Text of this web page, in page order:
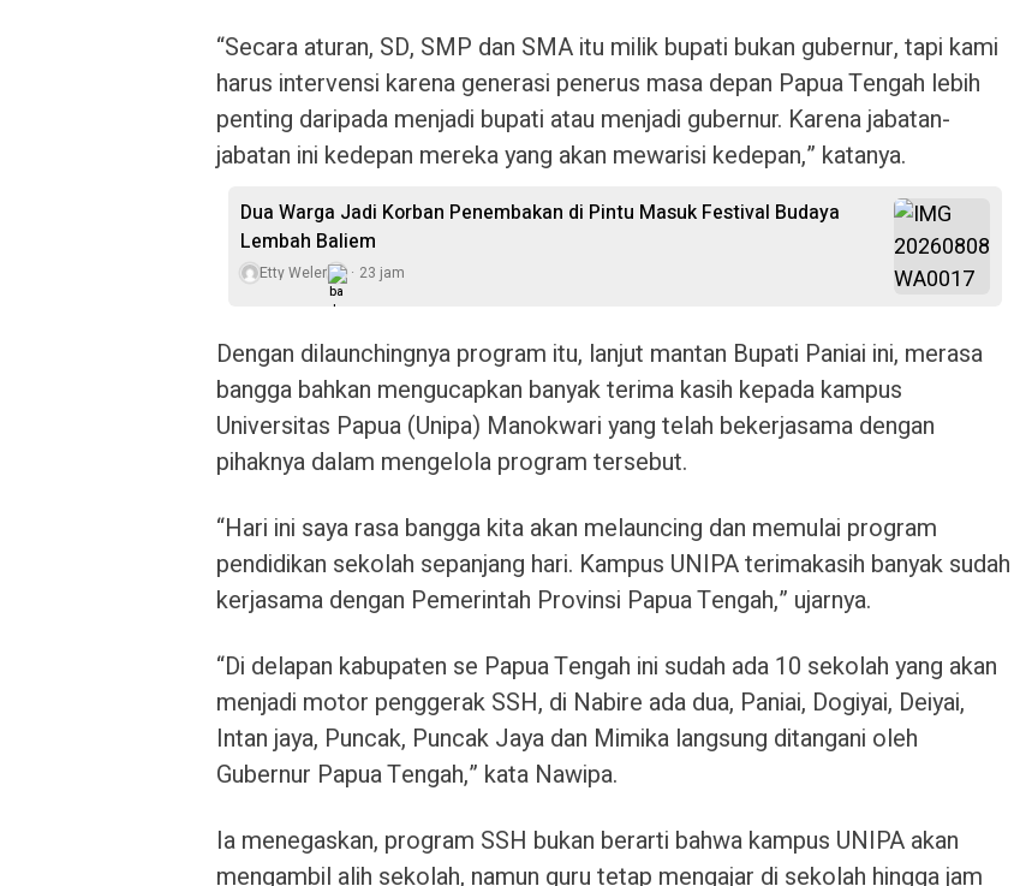
“Secara aturan, SD, SMP dan SMA itu milik bupati bukan gubernur, tapi kami
harus intervensi karena generasi penerus masa depan Papua Tengah lebih
penting daripada menjadi bupati atau menjadi gubernur. Karena jabatan-
jabatan ini kedepan mereka yang akan mewarisi kedepan,” katanya.
Dua Warga Jadi Korban Penembakan di Pintu Masuk Festival Budaya
Lembah Baliem
Etty Weler 23 jam
Dengan dilaunchingnya program itu, lanjut mantan Bupati Paniai ini, merasa
bangga bahkan mengucapkan banyak terima kasih kepada kampus
Universitas Papua (Unipa) Manokwari yang telah bekerjasama dengan
pihaknya dalam mengelola program tersebut.
“Hari ini saya rasa bangga kita akan melauncing dan memulai program
pendidikan sekolah sepanjang hari. Kampus UNIPA terimakasih banyak sudah
kerjasama dengan Pemerintah Provinsi Papua Tengah,” ujarnya.
“Di delapan kabupaten se Papua Tengah ini sudah ada 10 sekolah yang akan
menjadi motor penggerak SSH, di Nabire ada dua, Paniai, Dogiyai, Deiyai,
Intan jaya, Puncak, Puncak Jaya dan Mimika langsung ditangani oleh
Gubernur Papua Tengah,” kata Nawipa.
Ia menegaskan, program SSH bukan berarti bahwa kampus UNIPA akan
mengambil alih sekolah, namun guru tetap mengajar di sekolah hingga jam